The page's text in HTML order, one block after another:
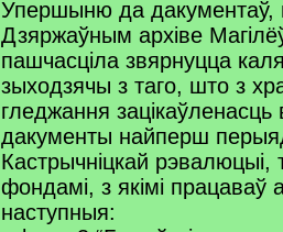
Упершыню да дакументаў,
Дзяржаўным архіве
пашчасціла звярнуцца
зыходзячы з таго, што з
гледжання зацікаўленасць
дакументы найперш
Кастрычніцкай рэвалюцыі,
фондамі, з якімі працаваў
наступныя: